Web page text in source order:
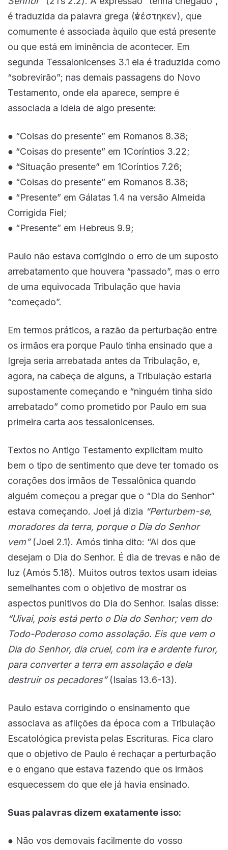
é traduzida da palavra grega (ἐνέστηκεν), que
comumente é associada àquilo que está presente
ou que está em iminência de acontecer. Em
segunda Tessalonicenses 3.1 ela é traduzida como
“sobrevirão”; nas demais passagens do Novo
Testamento, onde ela aparece, sempre é
associada a ideia de algo presente:
● “Coisas do presente” em Romanos 8.38;
● “Coisas do presente” em 1Coríntios 3.22;
● “Situação presente” em 1Coríntios 7.26;
● “Coisas do presente” em Romanos 8.38;
● “Presente” em Gálatas 1.4 na versão Almeida
Corrigida Fiel;
● “Presente” em Hebreus 9.9;
Paulo não estava corrigindo o erro de um suposto
arrebatamento que houvera “passado”, mas o erro
de uma equivocada Tribulação que havia
“começado”.
Em termos práticos, a razão da perturbação entre
os irmãos era porque Paulo tinha ensinado que a
Igreja seria arrebatada antes da Tribulação, e,
agora, na cabeça de alguns, a Tribulação estaria
supostamente começando e “ninguém tinha sido
arrebatado” como prometido por Paulo em sua
primeira carta aos tessalonicenses.
Textos no Antigo Testamento explicitam muito
bem o tipo de sentimento que deve ter tomado os
corações dos irmãos de Tessalônica quando
alguém começou a pregar que o “Dia do Senhor”
estava começando. Joel já dizia “Perturbem-se,
moradores da terra, porque o Dia do Senhor
vem”(Joel 2.1). Amós tinha dito: “Ai dos que
desejam o Dia do Senhor. É dia de trevas e não de
luz (Amós 5.18). Muitos outros textos usam ideias
semelhantes com o objetivo de mostrar os
aspectos punitivos do Dia do Senhor. Isaías disse:
“Uivai, pois está perto o Dia do Senhor; vem do
Todo-Poderoso como assolação. Eis que vem o
Dia do Senhor, dia cruel, com ira e ardente furor,
para converter a terra em assolação e dela
destruir os pecadores”(Isaías 13.6-13).
Paulo estava corrigindo o ensinamento que
associava as aflições da época com a Tribulação
Escatológica prevista pelas Escrituras. Fica claro
que o objetivo de Paulo é rechaçar a perturbação
e o engano que estava fazendo que os irmãos
esquecessem do que ele já havia ensinado.
Suas palavras dizem exatamente isso:
● Não vos demovais facilmente do vosso